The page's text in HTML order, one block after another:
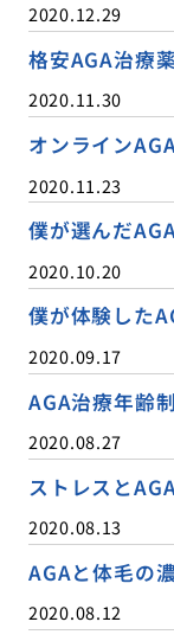
2020.12.29
格安AGA治療
2020.11.30
オンライン
2020.11.23
僕が選んだ
2020.10.20
僕が体験した
2020.09.17
AGA治療年齢
2020.08.27
ストレスと
2020.08.13
AGAと体毛の
2020.08.12